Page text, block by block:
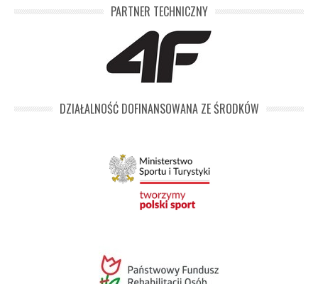
PARTNER TECHNICZNY
DZIAŁALNOŚĆ DOFINANSOWANA ZE ŚRODKÓW